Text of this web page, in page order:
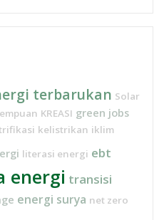
terbarukan Solar
KREASI green jobs
kelistrikan iklim
literasi energi ebt
energi transisi
energi surya net zero